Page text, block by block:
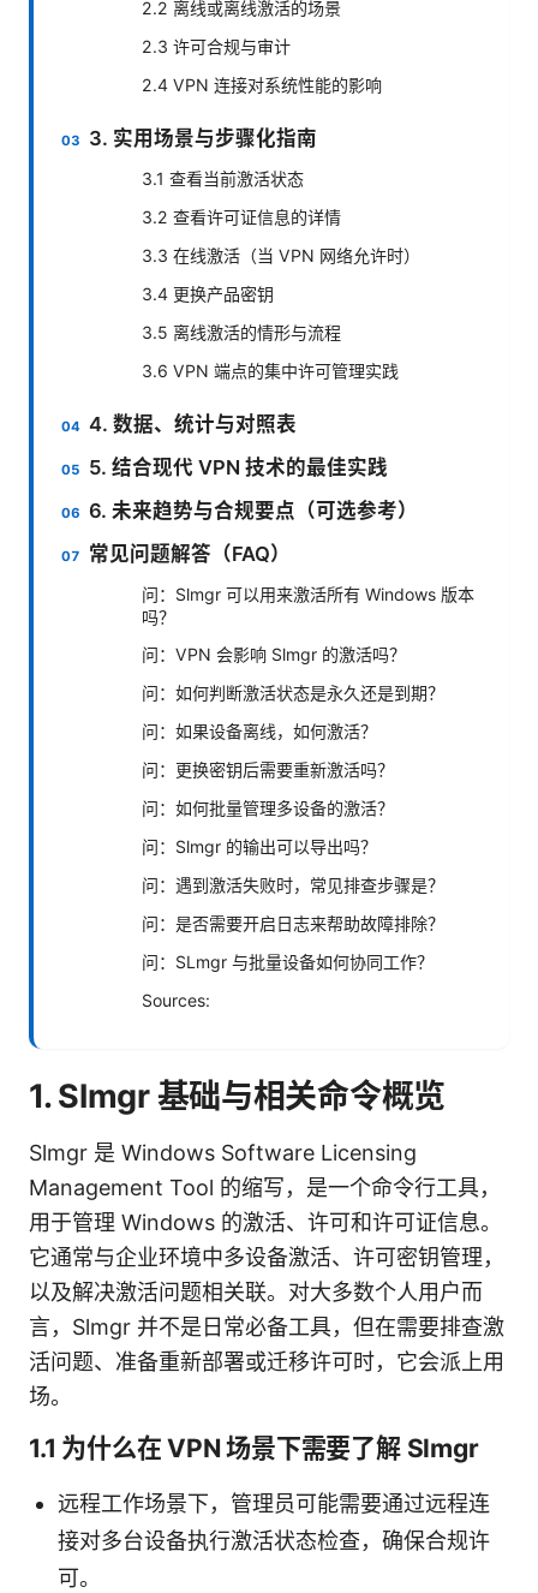
2.2 离线或离线激活的场景
2.3 许可合规与审计
2.4 VPN 连接对系统性能的影响
3. 实用场景与步骤化指南
3.1 查看当前激活状态
3.2 查看许可证信息的详情
3.3 在线激活（当 VPN 网络允许时）
3.4 更换产品密钥
3.5 离线激活的情形与流程
3.6 VPN 端点的集中许可管理实践
4. 数据、统计与对照表
5. 结合现代 VPN 技术的最佳实践
6. 未来趋势与合规要点（可选参考）
常见问题解答（FAQ）
问：Slmgr 可以用来激活所有 Windows 版本
吗？
问：VPN 会影响 Slmgr 的激活吗？
问：如何判断激活状态是永久还是到期？
问：如果设备离线，如何激活？
问：更换密钥后需要重新激活吗？
问：如何批量管理多设备的激活？
问：Slmgr 的输出可以导出吗？
问：遇到激活失败时，常见排查步骤是？
问：是否需要开启日志来帮助故障排除？
问：SLmgr 与批量设备如何协同工作？
Sources:
1. Slmgr 基础与相关命令概览
Slmgr 是 Windows Software Licensing
Management Tool 的缩写，是一个命令行工具，
用于管理 Windows 的激活、许可和许可证信息。
它通常与企业环境中多设备激活、许可密钥管理，
以及解决激活问题相关联。对大多数个人用户而
言，Slmgr 并不是日常必备工具，但在需要排查激
活问题、准备重新部署或迁移许可时，它会派上用
场。
1.1 为什么在 VPN 场景下需要了解 Slmgr
远程工作场景下，管理员可能需要通过远程连
接对多台设备执行激活状态检查，确保合规许
可。